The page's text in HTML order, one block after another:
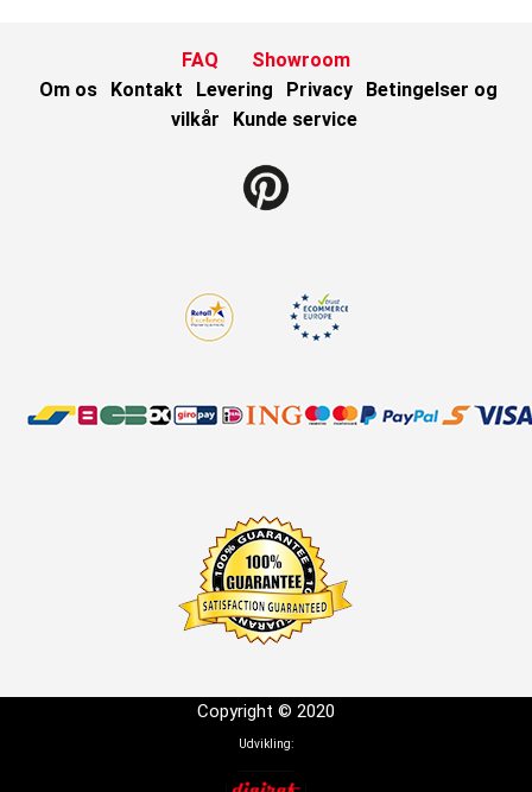
FAQ
Showroom
Om os
Kontakt Levering Privacy
Betingelser og
vilkår
Kunde service
Copyright © 2020
Udvikling: